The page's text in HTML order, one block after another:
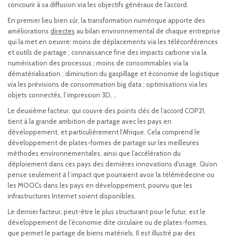
concourir à sa diffusion via les objectifs généraux de l’accord.
En premier lieu bien sûr, la transformation numérique apporte des
améliorations directes au bilan environnemental de chaque entreprise
qui la met en oeuvre: moins de déplacements via les téléconférences
et outils de partage ; connaissance fine des impacts carbone via la
numérisation des processus ; moins de consommables via la
dématérialisation ; diminution du gaspillage et économie de logistique
via les prévisions de consommation big data ; optimisations via les
objets connectés, l’impression 3D, ..
Le deuxième facteur, qui couvre des points clés de l’accord COP21,
tient à la grande ambition de partage avec les pays en
développement, et particulièrement l’Afrique. Cela comprend le
développement de plates-formes de partage sur les meilleures
méthodes environnementales, ainsi que l’accélération du
déploiement dans ces pays des dernières innovations d’usage. Qu’on
pense seulement à l’impact que pourraient avoir la télémédecine ou
les MOOCs dans les pays en développement, pourvu que les
infrastructures Internet soient disponibles.
Le dernier facteur, peut-être le plus structurant pour le futur, est le
développement de l’économie dite circulaire ou de plates-formes,
que permet le partage de biens matériels. Il est illustré par des